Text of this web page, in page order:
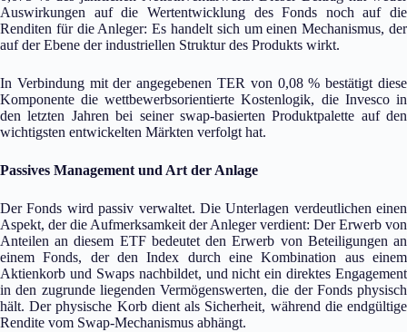
Auswirkungen auf die Wertentwicklung des Fonds noch auf die
Renditen für die Anleger: Es handelt sich um einen Mechanismus, der
auf der Ebene der industriellen Struktur des Produkts wirkt.
In Verbindung mit der angegebenen TER von 0,08 % bestätigt diese
Komponente die wettbewerbsorientierte Kostenlogik, die Invesco in
den letzten Jahren bei seiner swap-basierten Produktpalette auf den
wichtigsten entwickelten Märkten verfolgt hat.
Passives Management und Art der Anlage
Der Fonds wird passiv verwaltet. Die Unterlagen verdeutlichen einen
Aspekt, der die Aufmerksamkeit der Anleger verdient: Der Erwerb von
Anteilen an diesem ETF bedeutet den Erwerb von Beteiligungen an
einem Fonds, der den Index durch eine Kombination aus einem
Aktienkorb und Swaps nachbildet, und nicht ein direktes Engagement
in den zugrunde liegenden Vermögenswerten, die der Fonds physisch
hält. Der physische Korb dient als Sicherheit, während die endgültige
Rendite vom Swap-Mechanismus abhängt.